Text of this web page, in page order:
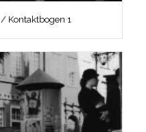
/ Kontaktbogen 1